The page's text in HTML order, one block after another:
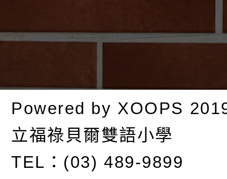
Powered by XOOPS
立福祿貝爾雙語小學
TEL：(03) 489-9899